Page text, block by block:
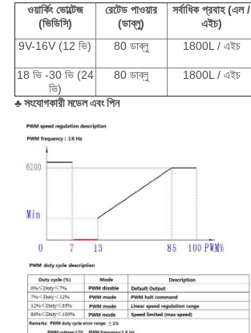
ওয়ার্কিং ভোল্টেজ
(ভিডিসি)
রেটেড পাওয়ার
(ডাব্লু)
সর্বাধিক প্রবাহ (এল /
এইচ)
9V-16V (12 ভি)
80 ডাব্লু 1800L / এইচ
18 ভি -30 ভি (24
ভি)
80 ডাব্লু 1800L / এইচ
♣ সংযোগকারী মডেল এবং পিন